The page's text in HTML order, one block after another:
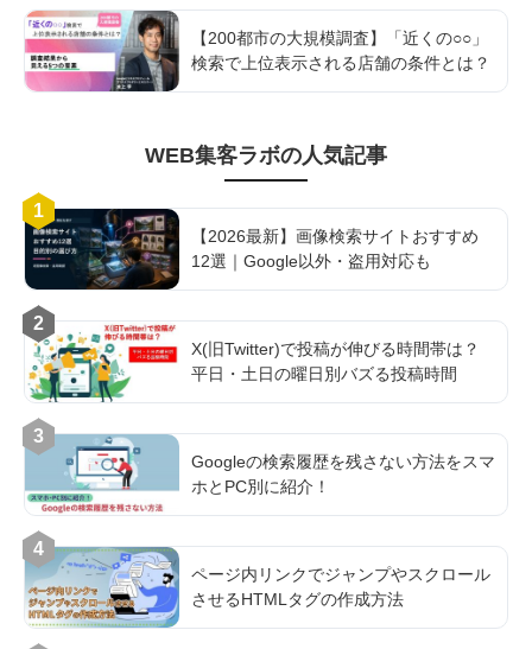
【200都市の大規模調査】「近くの○○」
検索で上位表示される店舗の条件とは？
調査結果から見える5つの要素
WEB集客ラボの人気記事
1
【2026最新】画像検索サイトおすすめ
12選｜Google以外・盗用対応も
2
X(旧Twitter)で投稿が伸びる時間帯は？
平日・土日の曜日別バズる投稿時間
3
Googleの検索履歴を残さない方法をスマ
ホとPC別に紹介！
4
ページ内リンクでジャンプやスクロール
させるHTMLタグの作成方法